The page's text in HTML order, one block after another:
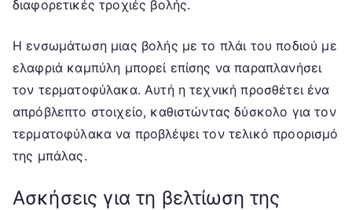
διαφορετικές τροχιές βολής.
Η ενσωμάτωση μιας βολής με το πλάι του ποδιού με
ελαφριά καμπύλη μπορεί επίσης να παραπλανήσει
τον τερματοφύλακα. Αυτή η τεχνική προσθέτει ένα
απρόβλεπτο στοιχείο, καθιστώντας δύσκολο για τον
τερματοφύλακα να προβλέψει τον τελικό προορισμό
της μπάλας.
Ασκήσεις για τη βελτίωση της